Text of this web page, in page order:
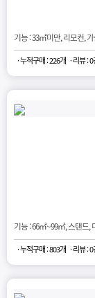
기능 : 33㎡미만, 리모컨,
· 누적구매 : 226개 · 리뷰 :
기능 : 66㎡~99㎡, 스탠드
· 누적구매 : 803개 · 리뷰 :